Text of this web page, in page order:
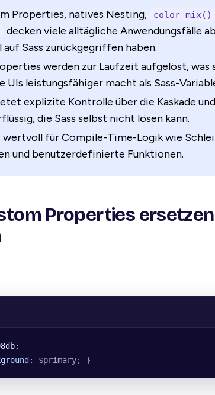
Properties, natives Nesting, color-mix()
decken viele alltägliche Anwendungsfälle
Sass zurückgegriffen haben.
werden zur Laufzeit aufgelöst, was
UIs leistungsfähiger macht als Sass-
explizite Kontrolle über die Kaskade
die Sass selbst nicht lösen kann.
wertvoll für Compile-Time-Logik wie
und benutzerdefinierte Funktionen.
Properties
;
: $primary; }